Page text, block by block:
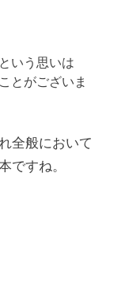
いう思いは
とがございま
全般において
ですね。